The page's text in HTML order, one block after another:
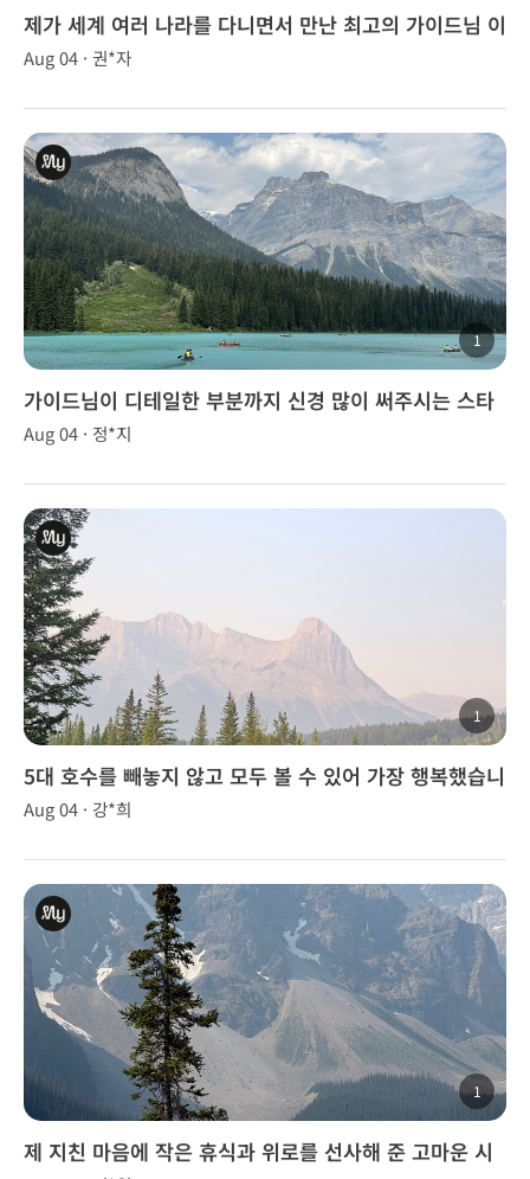
제가 세계 여러 나라를 다니면서 만난 최고의 가이드님 이
었습니다
Aug 04 · 권*자
1
가이드님이 디테일한 부분까지 신경 많이 써주시는 스타
일이라 투어 내내 편하게 잘 다녀왔습니다.
Aug 04 · 정*지
1
5대 호수를 빼놓지 않고 모두 볼 수 있어 가장 행복했습니
다.
Aug 04 · 강*희
1
제 지친 마음에 작은 휴식과 위로를 선사해 준 고마운 시